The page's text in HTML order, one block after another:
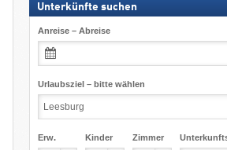
Unterkünfte suchen
Anreise – Abreise
Urlaubsziel – bitte wählen
Erw. Kinder Zimmer